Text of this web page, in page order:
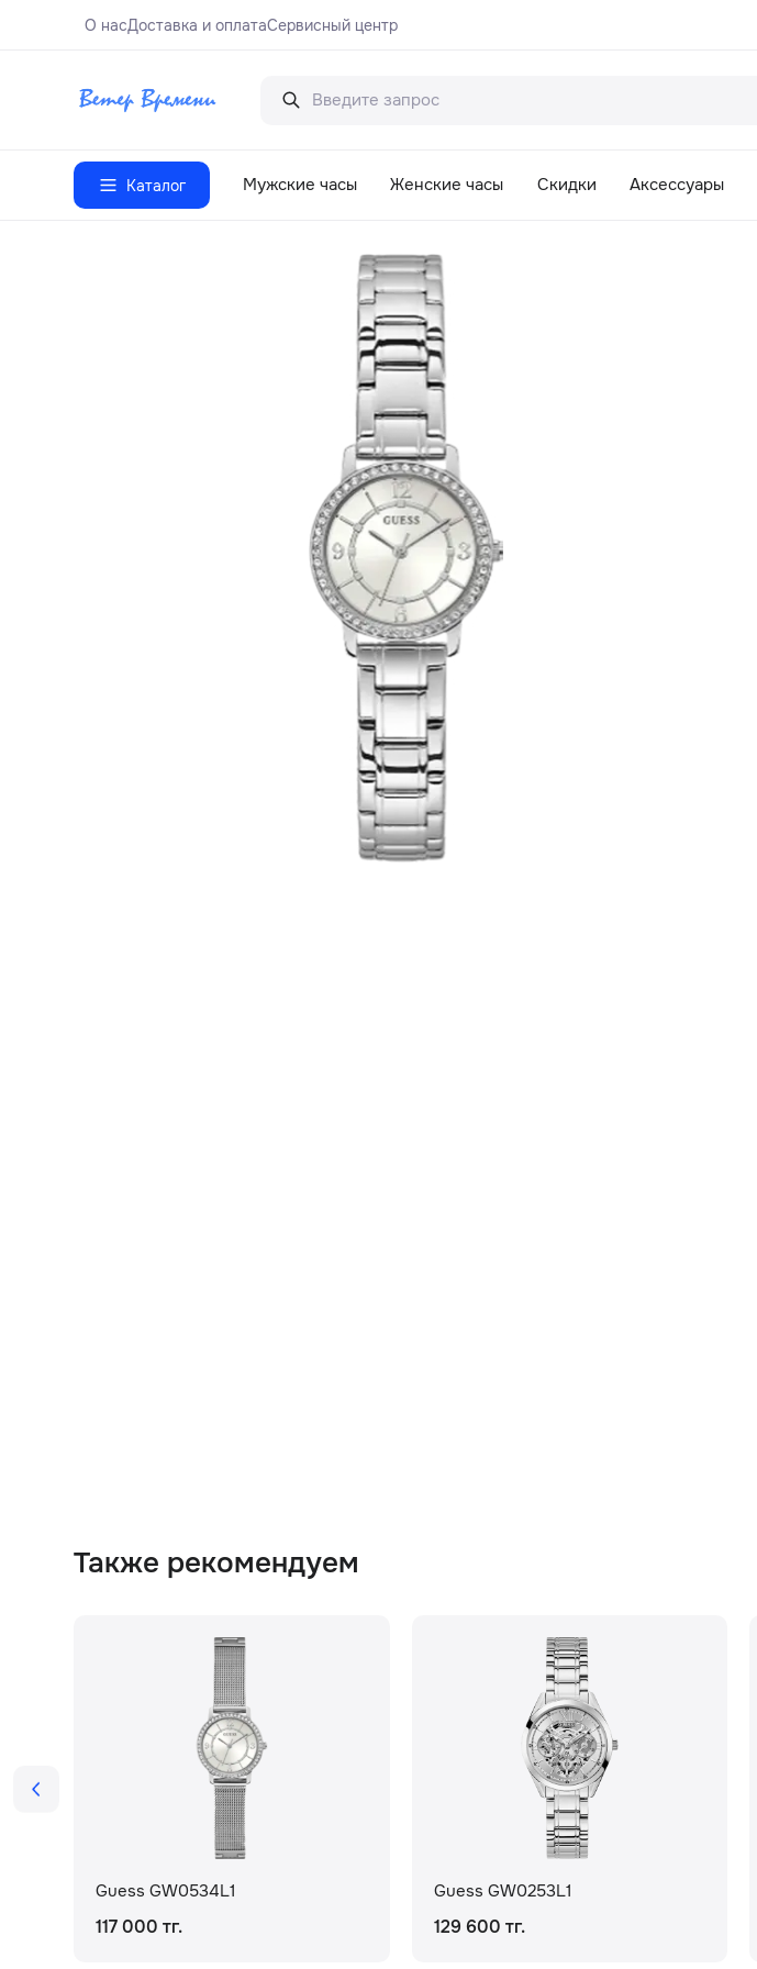
О насДоставка и оплатаСервисный центр
Каталог Мужские часы Женские часы Скидки Аксессуары
Также рекомендуем
Guess GW0534L1
117 000 тг.
Guess GW0253L1
129 600 тг.